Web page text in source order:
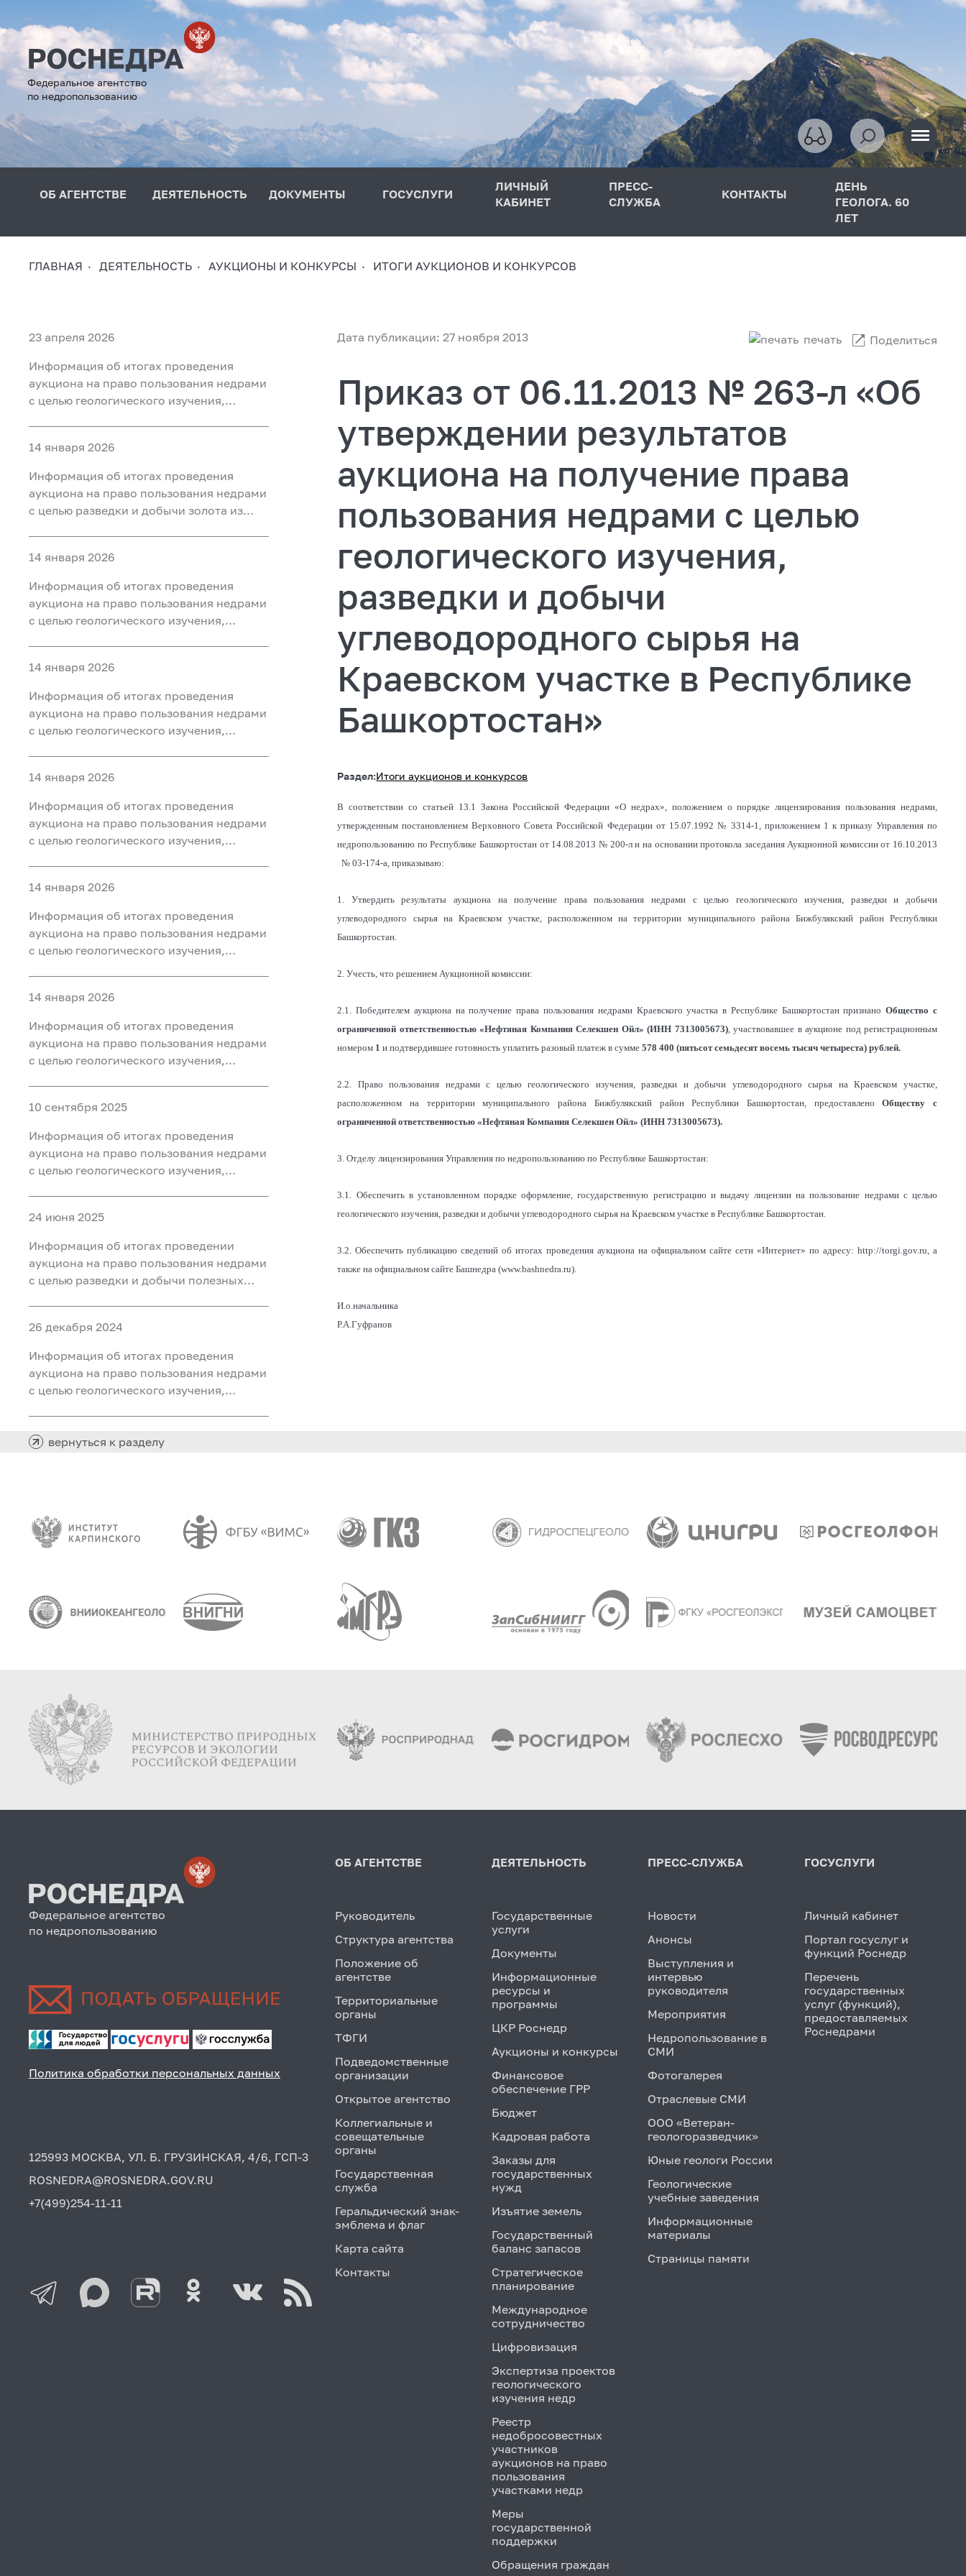
Федеральное агентство
по недропользованию
ОБ АГЕНТСТВЕ ДЕЯТЕЛЬНОСТЬ ДОКУМЕНТЫ ГОСУСЛУГИ
ЛИЧНЫЙ
КАБИНЕТ
ПРЕСС-
СЛУЖБА
КОНТАКТЫ
ДЕНЬ
ГЕОЛОГА. 60
ЛЕТ
ГЛАВНАЯ ДЕЯТЕЛЬНОСТЬ АУКЦИОНЫ И КОНКУРСЫ ИТОГИ АУКЦИОНОВ И КОНКУРСОВ
23 апреля 2026
Информация об итогах проведения
аукциона на право пользования недрами
с целью геологического изучения,
«Тарховский», расположенного на
территории Ханты-Мансийского района
Ханты-Мансийского автономного округа
- Югры
14 января 2026
Информация об итогах проведения
аукциона на право пользования недрами
с целью разведки и добычи золота из
недр «Мостовка р.» в Свердловской
области
14 января 2026
Информация об итогах проведения
аукциона на право пользования недрами
с целью геологического изучения,
«Юильский 5», расположенного на
территории Белоярского района Ханты-
Мансийского автономного округа - Югры
14 января 2026
Информация об итогах проведения
аукциона на право пользования недрами
с целью геологического изучения,
участке недр «Радомский»,
расположенного на территории
Октябрьского района Ханты-
Мансийского автономного округа - Югры
14 января 2026
Информация об итогах проведения
аукциона на право пользования недрами
с целью геологического изучения,
«Сергинский 9», расположенного на
территории Белоярского района Ханты-
Мансийского автономного округа - Югры
14 января 2026
Информация об итогах проведения
аукциона на право пользования недрами
с целью геологического изучения,
«Западно-Нятлонгский»,
расположенного на территории
Сургутского района Ханты-Мансийского
автономного округа - Югры
14 января 2026
Информация об итогах проведения
аукциона на право пользования недрами
с целью геологического изучения,
«Восточно-Камский», расположенного
на территории Ханты-Мансийского
района Ханты-Мансийского
автономного округа - Югры
10 сентября 2025
Информация об итогах проведения
аукциона на право пользования недрами
с целью геологического изучения,
«Бобровый», расположенного в
Уватском районе Тюменской области
24 июня 2025
Информация об итогах проведении
аукциона на право пользования недрами
с целью разведки и добычи полезных
недр «Северный 2 Шадринского
месторождения» в Курганской области
26 декабря 2024
Информация об итогах проведения
аукциона на право пользования недрами
с целью геологического изучения,
«Южно-Хангокуртский» в Ханты-
Дата публикации: 27 ноября 2013 печать Поделиться
Приказ от 06.11.2013 № 263-л «Об
утверждении результатов
аукциона на получение права
пользования недрами с целью
геологического изучения,
разведки и добычи
углеводородного сырья на
Краевском участке в Республике
Башкортостан»
Раздел:Итоги аукционов и конкурсов
В соответствии со статьей 13.1 Закона Российской Федерации «О недрах», положением о порядке лицензирования пользования недрами,
утвержденным постановлением Верховного Совета Российской Федерации от 15.07.1992 № 3314-1, приложением 1 к приказу Управления по
недропользованию по Республике Башкортостан от 14.08.2013 № 200-л и на основании протокола заседания Аукционной комиссии от 16.10.2013
№ 03-174-а, приказываю:
1. Утвердить результаты аукциона на получение права пользования недрами с целью геологического изучения, разведки и добычи
углеводородного сырья на Краевском участке, расположенном на территории муниципального района Бижбулякский район Республики
Башкортостан.
2. Учесть, что решением Аукционной комиссии:
2.1. Победителем аукциона на получение права пользования недрами Краевского участка в Республике Башкортостан признаноОбщество с
ограниченной ответственностью «Нефтяная КомпанияСелекшен Ойл» (ИНН 7313005673), участвовавшее в аукционе под регистрационным
номером 1 и подтвердившее готовность уплатить разовый платеж в сумме578 400 (пятьсот семьдесят восемь тысяч четыреста) рублей.
2.2. Право пользования недрами с целью геологического изучения, разведки и добычи углеводородного сырья на Краевском участке,
расположенном на территории муниципального района Бижбулякский район Республики Башкортостан, предоставленоОбществу с
ограниченной ответственностью «Нефтяная КомпанияСелекшен Ойл» (ИНН 7313005673).
3. Отделу лицензирования Управления по недропользованию по Республике Башкортостан:
3.1. Обеспечить в установленном порядке оформление, государственную регистрацию и выдачу лицензии на пользование недрами с целью
геологического изучения, разведки и добычи углеводородного сырья на Краевском участке в Республике Башкортостан.
3.2. Обеспечить публикацию сведений об итогах проведения аукциона на официальном сайте сети «Интернет» по адресу: http://torgi.gov.ru, а
также на официальном сайте Башнедра (www.bashnedra.ru).
И.о.начальника
Р.А.Гуфранов
вернуться к разделу
Федеральное агентство
по недропользованию
Политика обработки персональных данных
125993 МОСКВА, УЛ. Б. ГРУЗИНСКАЯ, 4/6, ГСП-3
ROSNEDRA@ROSNEDRA.GOV.RU
+7(499)254-11-11
ОБ АГЕНТСТВЕ
Руководитель
Структура агентства
Положение об
агентстве
Территориальные
органы
ТФГИ
Подведомственные
организации
Открытое агентство
Коллегиальные и
совещательные
органы
Государственная
служба
Геральдический знак-
эмблема и флаг
Карта сайта
Контакты
ДЕЯТЕЛЬНОСТЬ
Государственные
услуги
Документы
Информационные
ресурсы и
программы
ЦКР Роснедр
Аукционы и конкурсы
Финансовое
обеспечение ГРР
Бюджет
Кадровая работа
Заказы для
государственных
нужд
Изъятие земель
Государственный
баланс запасов
Стратегическое
планирование
Международное
сотрудничество
Цифровизация
Экспертиза проектов
геологического
изучения недр
Реестр
недобросовестных
участников
аукционов на право
пользования
участками недр
Меры
государственной
поддержки
Обращения граждан
ПРЕСС-СЛУЖБА
Новости
Анонсы
Выступления и
интервью
руководителя
Мероприятия
Недропользование в
СМИ
Фотогалерея
Отраслевые СМИ
ООО «Ветеран-
геологоразведчик»
Юные геологи России
Геологические
учебные заведения
Информационные
материалы
Страницы памяти
ГОСУСЛУГИ
Личный кабинет
Портал госуслуг и
функций Роснедр
Перечень
государственных
услуг (функций),
предоставляемых
Роснедрами